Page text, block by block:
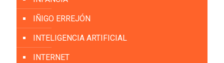
IÑIGO ERREJÓN
INTELIGENCIA ARTIFICIAL
INTERNET